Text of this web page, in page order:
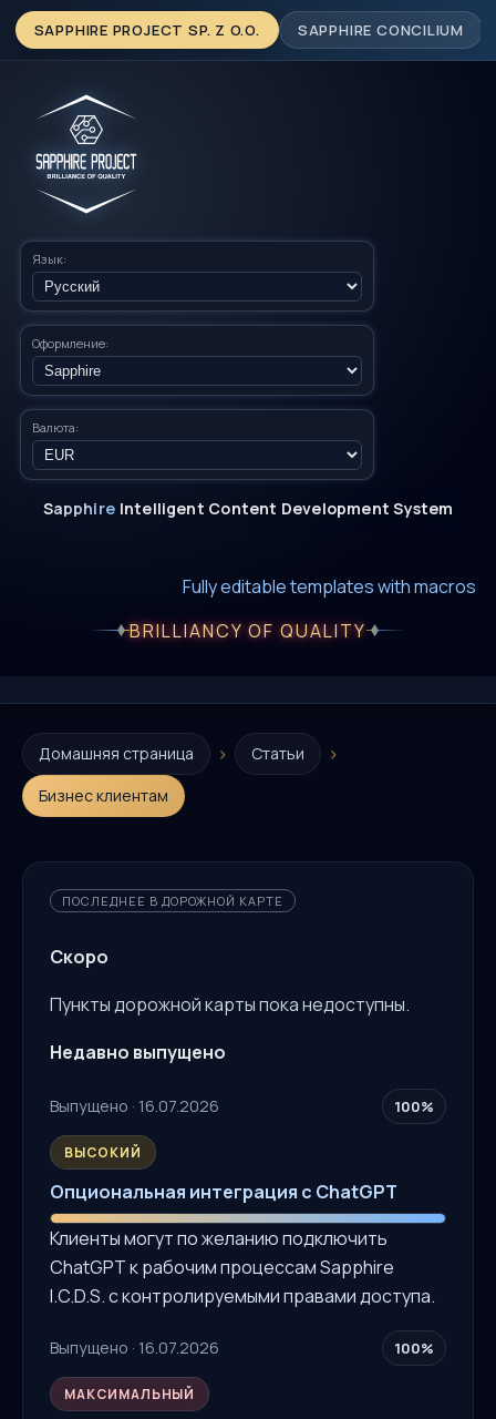
SAPPHIRE PROJECT SP. Z O.O. SAPPHIRE CONCILIUM
Язык:
Оформление:
Валюта:
Sapphire Intelligent Content Development System
Fully editable templates with macros
BRILLIANCY OF QUALITY
Домашняя страница › Статьи ›
Бизнес клиентам
ПОСЛЕДНЕЕ В ДОРОЖНОЙ КАРТЕ
Скоро
Пункты дорожной карты пока недоступны.
Недавно выпущено
Выпущено · 16.07.2026 100%
ВЫСОКИЙ
Опциональная интеграция с ChatGPT
Клиенты могут по желанию подключить
ChatGPT к рабочим процессам Sapphire
I.C.D.S. с контролируемыми правами доступа.
Выпущено · 16.07.2026 100%
МАКСИМАЛЬНЫЙ